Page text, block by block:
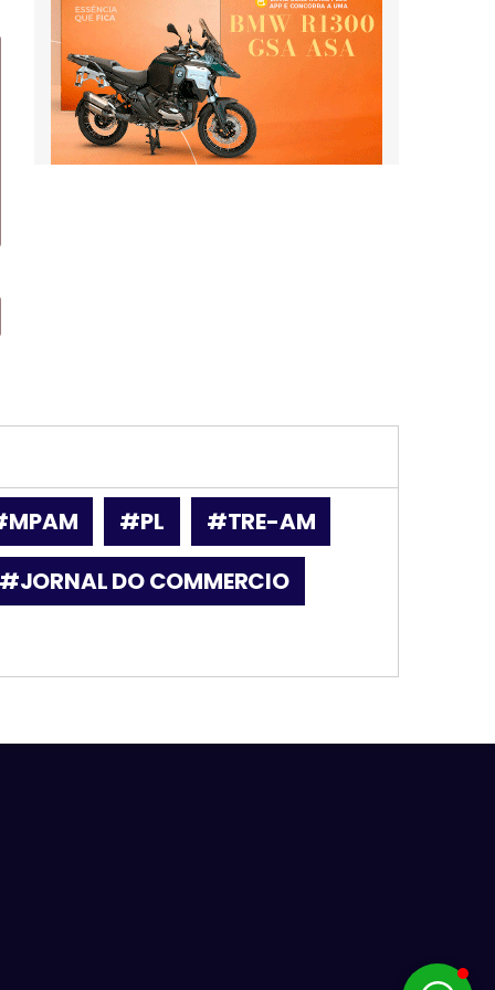
#PL
#TRE-AM
#JORNAL DO COMMERCIO